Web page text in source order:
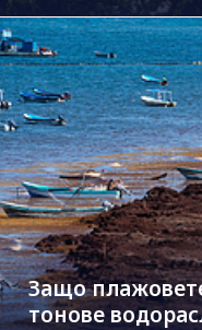
Защо
тонове